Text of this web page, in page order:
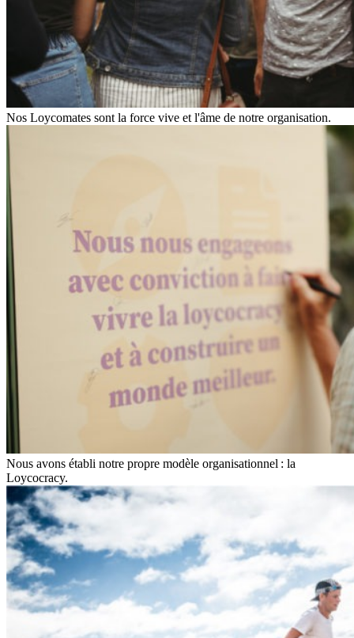
Nos Loycomates sont la force vive et l'âme de notre organisation.
Nous avons établi notre propre modèle organisationnel : la
Loycocracy.